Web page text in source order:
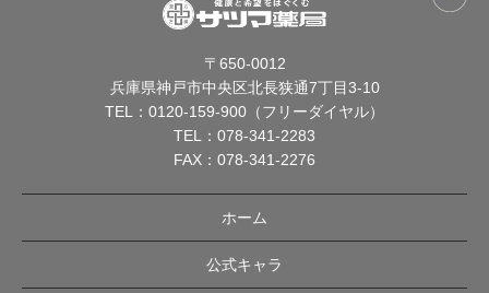
〒650-0012
兵庫県神戸市中央区北長狭通7丁目3-10
TEL： 0120-159-900（フリーダイヤル）
TEL： 078-341-2283
FAX：078-341-2276
ホーム
公式キャラ